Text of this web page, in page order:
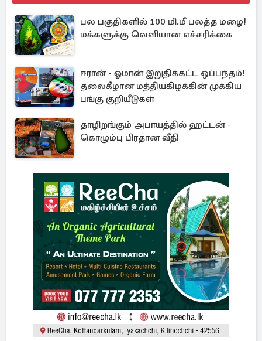
பல பகுதிகளில் 100 மி.மீ பலத்த மழை!
மக்களுக்கு வெளியான எச்சரிக்கை
ஈரான் - ஓமான் இறுதிக்கட்ட ஒப்பந்தம்!
தலைகீழான மத்தியகிழக்கின் முக்கிய
பங்கு குறியீடுகள்
தாழிறங்கும் அபாயத்தில் ஹட்டன் -
கொழும்பு பிரதான வீதி